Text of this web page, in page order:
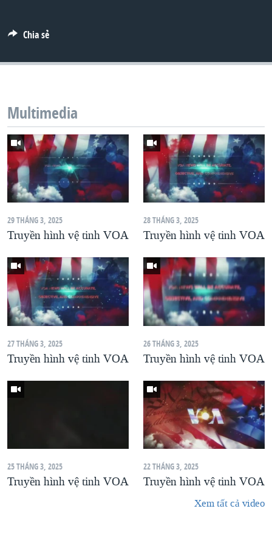
Chia sẻ
Multimedia
29 THÁNG 3, 2025
Truyền hình vệ tinh VOA
28 THÁNG 3, 2025
Truyền hình vệ tinh VOA
27 THÁNG 3, 2025
Truyền hình vệ tinh VOA
26 THÁNG 3, 2025
Truyền hình vệ tinh VOA
25 THÁNG 3, 2025
Truyền hình vệ tinh VOA
22 THÁNG 3, 2025
Truyền hình vệ tinh VOA
Xem tất cả video